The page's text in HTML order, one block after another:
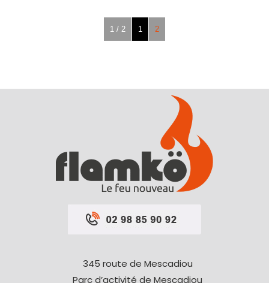
1 / 2 1 2
345 route de Mescadiou
Parc d’activité de Mescadiou